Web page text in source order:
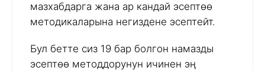
мазхабдарга жана ар кандай эсептөө
методикаларына негиздене эсептейт.
Бул бетте сиз 19 бар болгон намазды
эсептөө методдорунун ичинен эң